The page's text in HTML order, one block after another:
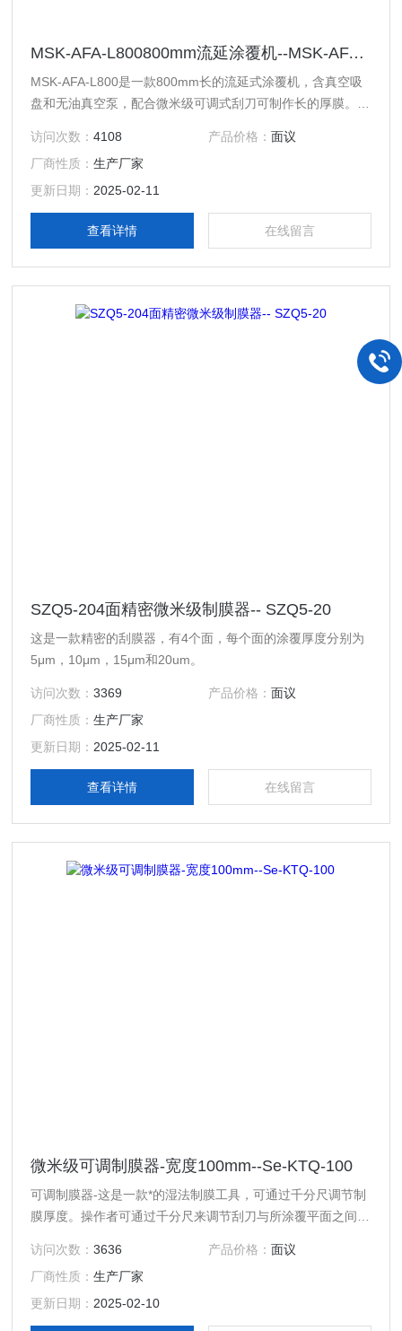
MSK-AFA-L800800mm流延涂覆机--MSK-AFA-L800（用于制作18650柱状电池）
MSK-AFA-L800是一款800mm长的流延式涂覆机，含真空吸
盘和无油真空泵，配合微米级可调式刮刀可制作长的厚膜。具
何材料上生产光滑的涂层，是低成本研发制作18650电池电极
材料的理想工具。
访问次数：4108 产品价格： 面议
厂商性质：生产厂家
更新日期： 2025-02-11
查看详情 在线留言
SZQ5-204面精密微米级制膜器-- SZQ5-20
这是一款精密的刮膜器，有4个面，每个面的涂覆厚度分别为
5μm，10μm，15μm和20um。
访问次数：3369 产品价格： 面议
厂商性质：生产厂家
更新日期： 2025-02-11
查看详情 在线留言
微米级可调制膜器-宽度100mm--Se-KTQ-100
可调制膜器-这是一款*的湿法制膜工具，可通过千分尺调节制
膜厚度。操作者可通过千分尺来调节刮刀与所涂覆平面之间的
瓷带及各种薄膜。
访问次数：3636 产品价格： 面议
厂商性质：生产厂家
更新日期： 2025-02-10